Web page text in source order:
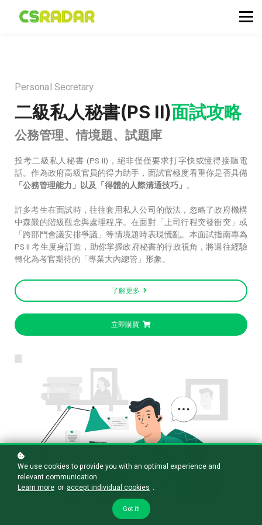
公務員投考資訊
會員登入／註冊
Personal Secretary
二級私人秘書(PS II)面試攻略
公務管理、情境題、試題庫
投考二級私人秘書 (PS II)，絕非僅僅要求打字快或懂得接聽電
話。作為政府高級官員的得力助手，面試官極度看重你是否具備
「公務管理能力」以及「得體的人際溝通技巧」 。
許多考生在面試時，往往套用私人公司的做法，忽略了政府機構
中森嚴的階級觀念與處理程序。在面對「上司行程突發衝突」或
「跨部門會議安排爭議」等情境題時表現慌亂。本面試指南專為
PS II 考生度身訂造，助你掌握政府秘書的行政視角，將過往經驗
轉化為考官期待的「專業大內總管」形象。
了解更多
立即購買
We use cookies to provide you with an optimal experience and
relevant communication.
Learn more or accept individual cookies .
Got it!